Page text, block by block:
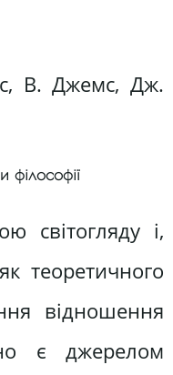
В. Джемс, Дж.
філософії
світогляду і,
теоретичного
відношення
є джерелом